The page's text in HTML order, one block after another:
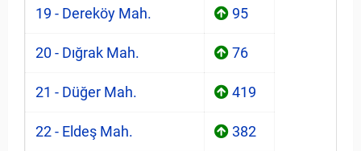
19 - Dereköy Mah. 95
20 - Dığrak Mah. 76
21 - Düğer Mah. 419
22 - Eldeş Mah. 382